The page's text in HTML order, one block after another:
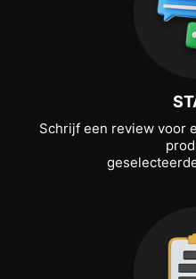
Schrijf een review voor